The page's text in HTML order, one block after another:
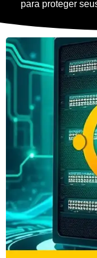
para proteger